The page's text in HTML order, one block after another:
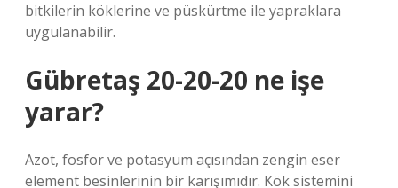
bitkilerin köklerine ve püskürtme ile yapraklara
uygulanabilir.
Gübretaş 20-20-20 ne işe
yarar?
Azot, fosfor ve potasyum açısından zengin eser
element besinlerinin bir karışımıdır. Kök sistemini